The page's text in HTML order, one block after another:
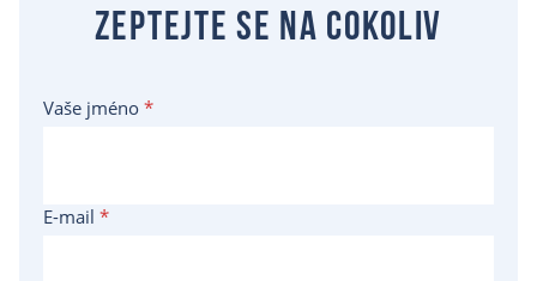
Zeptejte se na cokoliv
Vaše jméno *
E-mail *